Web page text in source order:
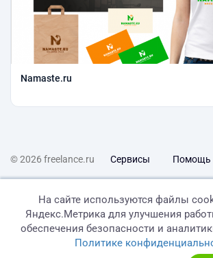
Namaste.ru
© 2026 freelance.ru Сервисы Помощь
Дисклеймер о ЗоЗПП Отказ от
На сайте используются файлы
Яндекс.Метрика для улучшения
обеспечения безопасности и
Политике